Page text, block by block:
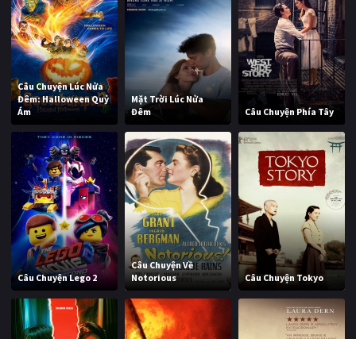
Câu Chuyện Lúc Nửa
Đêm: Halloween Quỷ
Ám
Mặt Trời Lúc Nửa
Đêm
Câu Chuyện Phía Tây
Câu Chuyện Lego 2
Câu Chuyện Về
Notorious
Câu Chuyện Tokyo